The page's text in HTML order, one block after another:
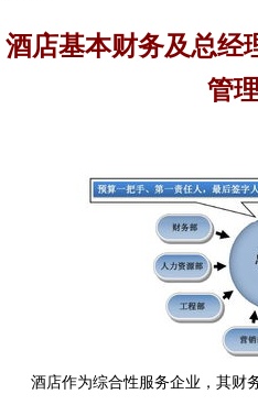
酒店基本财务及总经
管
酒店作为综合性服务企业，其财